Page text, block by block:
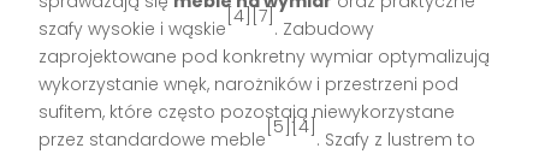
szafy wysokie i wąskie
[4][7]
. Zabudowy
zaprojektowane pod konkretny wymiar optymalizują
wykorzystanie wnęk, narożników i przestrzeni pod
sufitem, które często pozostają niewykorzystane
przez standardowe meble
[5][4]
. Szafy z lustrem to